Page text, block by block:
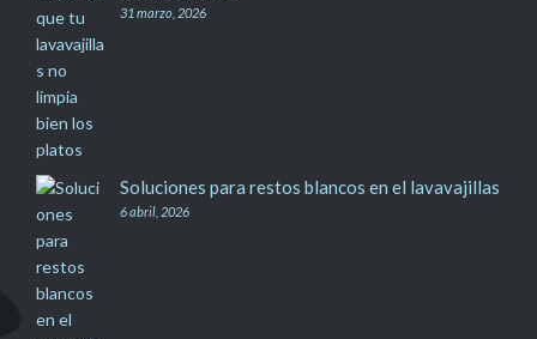
31 marzo, 2026
Soluciones para restos blancos en el lavavajillas
6 abril, 2026